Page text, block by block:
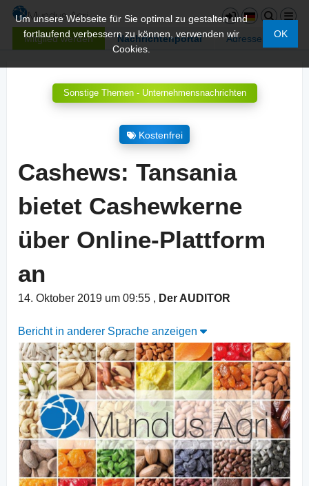
Mitglied werden Nachrichtenportal Adressen
Um unsere Webseite für Sie optimal zu gestalten und
fortlaufend verbessern zu können, verwenden wir
Cookies.
OK
Sonstige Themen - Unternehmensnachrichten
Kostenfrei
Cashews: Tansania
bietet Cashewkerne
über Online-Plattform
an
14. Oktober 2019 um 09:55 , Der AUDITOR
Bericht in anderer Sprache anzeigen